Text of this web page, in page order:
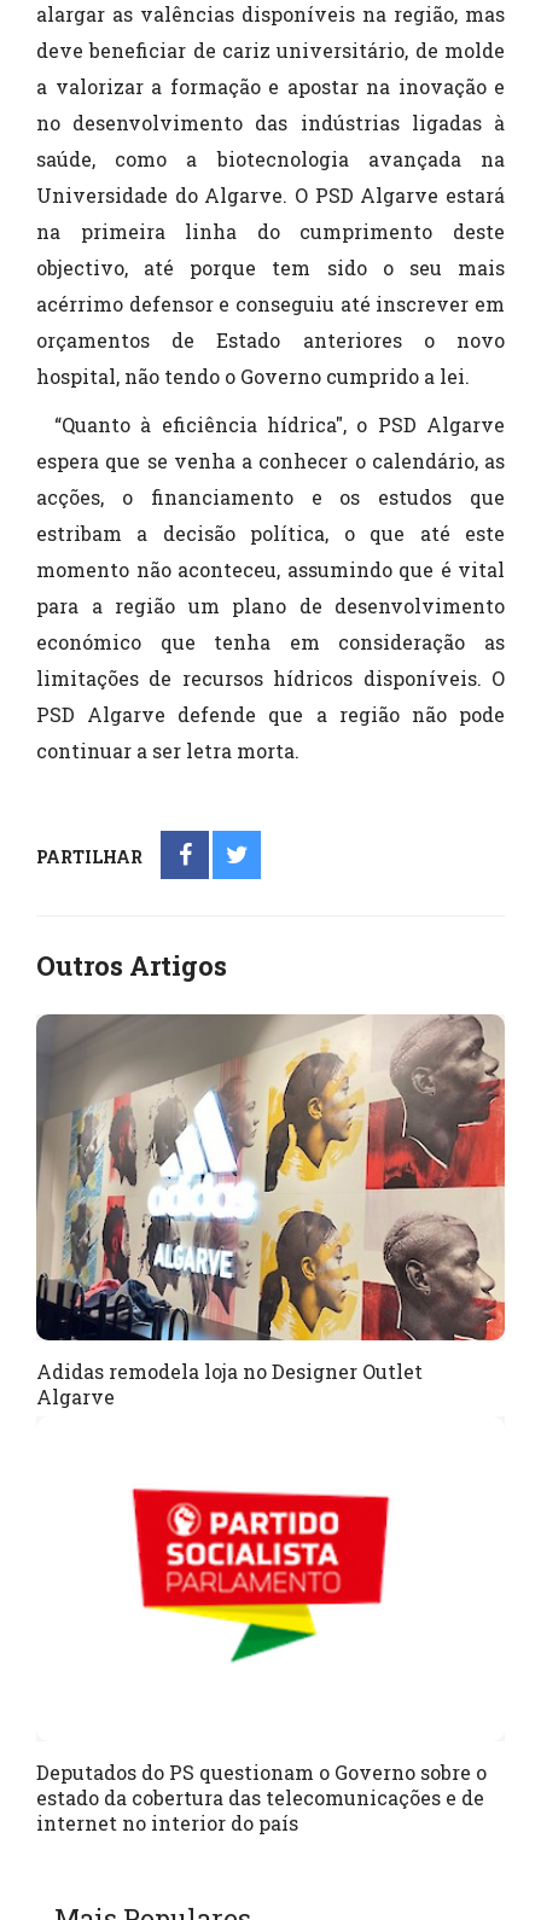
alargar as valências disponíveis na região, mas
deve beneficiar de cariz universitário, de molde
a valorizar a formação e apostar na inovação e
no desenvolvimento das indústrias ligadas à
saúde, como a biotecnologia avançada na
Universidade do Algarve. O PSD Algarve estará
na primeira linha do cumprimento deste
objectivo, até porque tem sido o seu mais
acérrimo defensor e conseguiu até inscrever em
orçamentos de Estado anteriores o novo
hospital, não tendo o Governo cumprido a lei.
“Quanto à eficiência hídrica", o PSD Algarve
espera que se venha a conhecer o calendário, as
acções, o financiamento e os estudos que
estribam a decisão política, o que até este
momento não aconteceu, assumindo que é vital
para a região um plano de desenvolvimento
económico que tenha em consideração as
limitações de recursos hídricos disponíveis. O
PSD Algarve defende que a região não pode
continuar a ser letra morta.
PARTILHAR
Outros Artigos
Adidas remodela loja no Designer Outlet
Algarve
Deputados do PS questionam o Governo sobre o
estado da cobertura das telecomunicações e de
internet no interior do país